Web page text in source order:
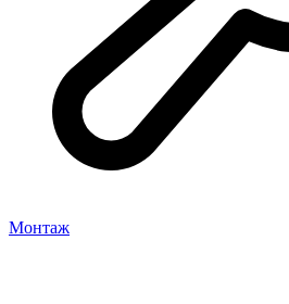
Монтаж